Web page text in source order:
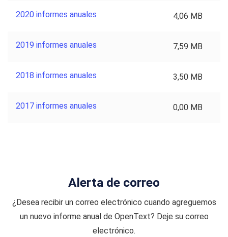
2020 informes anuales 4,06 MB
2019 informes anuales 7,59 MB
2018 informes anuales 3,50 MB
2017 informes anuales 0,00 MB
Alerta de correo
¿Desea recibir un correo electrónico cuando agreguemos
un nuevo informe anual de OpenText? Deje su correo
electrónico.